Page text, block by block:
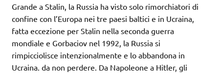
Grande a Stalin, la Russia ha visto solo rimorchiatori di
confine con l’Europa nei tre paesi baltici e in Ucraina,
fatta eccezione per Stalin nella seconda guerra
mondiale e Gorbaciov nel 1992, la Russia si
rimpicciolisce intenzionalmente e lo abbandona in
Ucraina. da non perdere. Da Napoleone a Hitler, gli